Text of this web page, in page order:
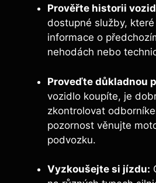
Prověřte historii
dostupné služby,
informace o
nehodách nebo
Proveďte důkladnou
vozidlo koupíte, je
zkontrolovat
pozornost věnujte
podvozku.
Vyzkoušejte si jízdu: